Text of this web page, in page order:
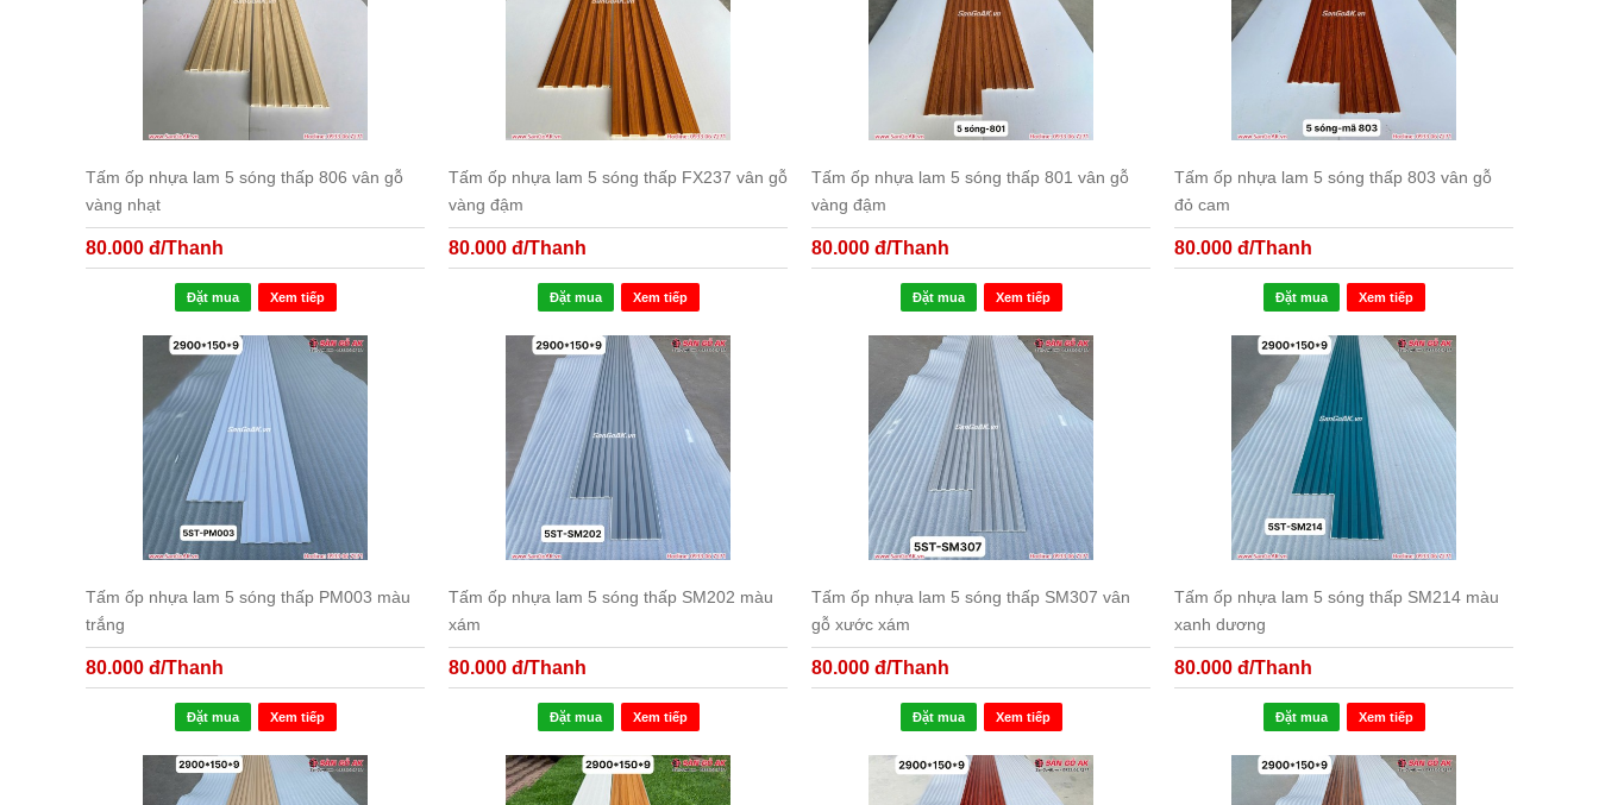
Tấm ốp nhựa lam 5 sóng thấp 806 vân gỗ
vàng nhạt
80.000 đ/Thanh
Đặt mua Xem tiếp
Tấm ốp nhựa lam 5 sóng thấp FX237 vân gỗ
vàng đậm
80.000 đ/Thanh
Đặt mua Xem tiếp
Tấm ốp nhựa lam 5 sóng thấp 801 vân gỗ
vàng đậm
80.000 đ/Thanh
Đặt mua Xem tiếp
Tấm ốp nhựa lam 5 sóng thấp 803 vân gỗ
đỏ cam
80.000 đ/Thanh
Đặt mua Xem tiếp
Tấm ốp nhựa lam 5 sóng thấp PM003 màu
trắng
80.000 đ/Thanh
Đặt mua Xem tiếp
Tấm ốp nhựa lam 5 sóng thấp SM202 màu
xám
80.000 đ/Thanh
Đặt mua Xem tiếp
Tấm ốp nhựa lam 5 sóng thấp SM307 vân
gỗ xước xám
80.000 đ/Thanh
Đặt mua Xem tiếp
Tấm ốp nhựa lam 5 sóng thấp SM214 màu
xanh dương
80.000 đ/Thanh
Đặt mua Xem tiếp